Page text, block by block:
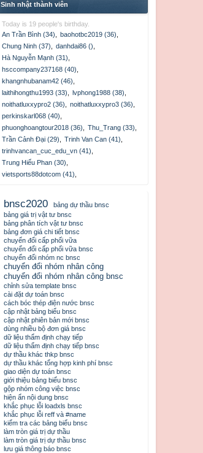
Sinh nhật thành viên
Today is 19 people's birthday.
An Trần Bình (34)
baohotbc2019 (36)
Chung Ninh (37)
danhdai86 ()
Hà Nguyễn Mạnh (31)
hsccompany237168 (40)
khangnhubanam42 (46)
laithihongthu1993 (33)
lvphong1988 (38)
noithatluxxypro2 (36)
noithatluxxypro3 (36)
perkinskarl068 (40)
phuonghoangtour2018 (36)
Thu_Trang (33)
Trần Cảnh Đại (29)
Trinh Van Can (41)
trinhvancan_cuc_edu_vn (41)
Trung Hiếu Phan (30)
vietsports88dotcom (41)
bnsc2020
bảng dự thầu bnsc
bảng giá trị vật tư bnsc
bảng phân tích vật tư bnsc
bảng đơn giá chi tiết bnsc
chuyển đổi cấp phối vữa
chuyển đổi cấp phối vữa bnsc
chuyển đổi nhóm nc bnsc
chuyển đổi nhóm nhân công
chuyển đổi nhóm nhân công bnsc
chỉnh sửa template bnsc
cài đặt dự toán bnsc
cách bóc thép điện nước bnsc
cập nhật bảng biểu bnsc
cập nhật phiên bản mới bnsc
dùng nhiều bộ đơn giá bnsc
dữ liệu thẩm định chạy tiếp
dữ liệu thẩm định chạy tiếp bnsc
dự thầu khác thkp bnsc
dự thầu khác tổng hợp kinh phí bnsc
giao diện dự toán bnsc
giới thiệu bảng biểu bnsc
gộp nhóm công việc bnsc
hiện ẩn nội dung bnsc
khắc phục lỗi loadxls bnsc
khắc phục lỗi reff và #name
kiểm tra các bảng biểu bnsc
làm tròn giá trị dự thầu
làm tròn giá trị dự thầu bnsc
lưu giá thông báo bnsc